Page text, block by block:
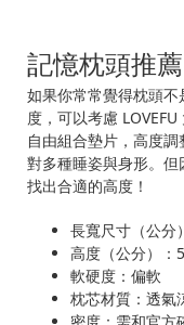
記憶枕頭推
如果你常常覺得枕頭
度，可以考慮
自由組合墊片，高度
對多種睡姿與身形。
找出合適的高度！
長寬尺寸（公分
高度（公分）：
軟硬度：偏軟
枕芯材質：透氣